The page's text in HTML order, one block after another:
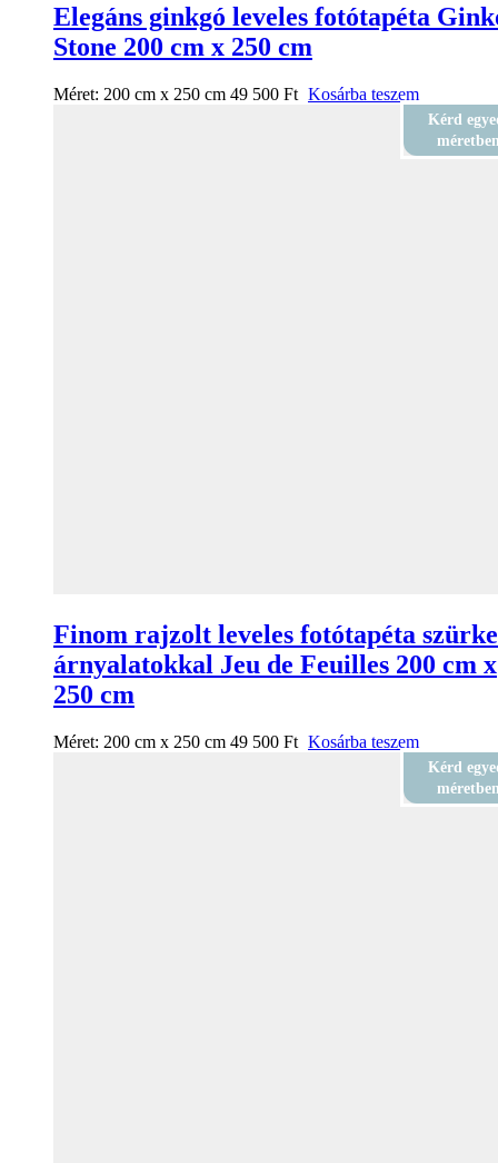
Elegáns ginkgó leveles fotótapéta
Stone 200 cm x 250 cm
Méret: 200 cm x 250 cm 49 500 Ft Kosárba teszem
Kérd
Finom rajzolt leveles fotótapéta szürke
árnyalatokkal Jeu de Feuilles 200 cm x
250 cm
Méret: 200 cm x 250 cm 49 500 Ft Kosárba teszem
Kérd